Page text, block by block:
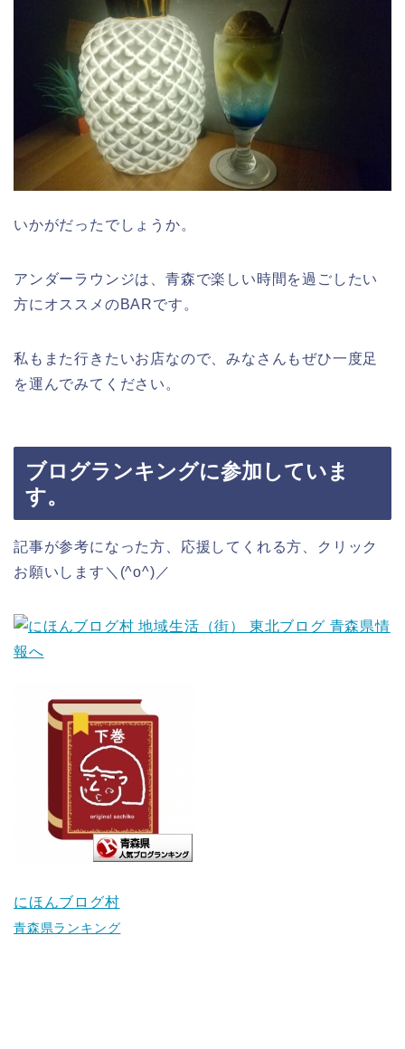
いかがだったでしょうか。
アンダーラウンジは、青森で楽しい時間を過ごしたい
方にオススメのBARです。
私もまた行きたいお店なので、みなさんもぜひ一度足
を運んでみてください。
ブログランキングに参加していま
す。
記事が参考になった方、応援してくれる方、クリック
お願いします＼(^o^)／
にほんブログ村
青森県ランキング